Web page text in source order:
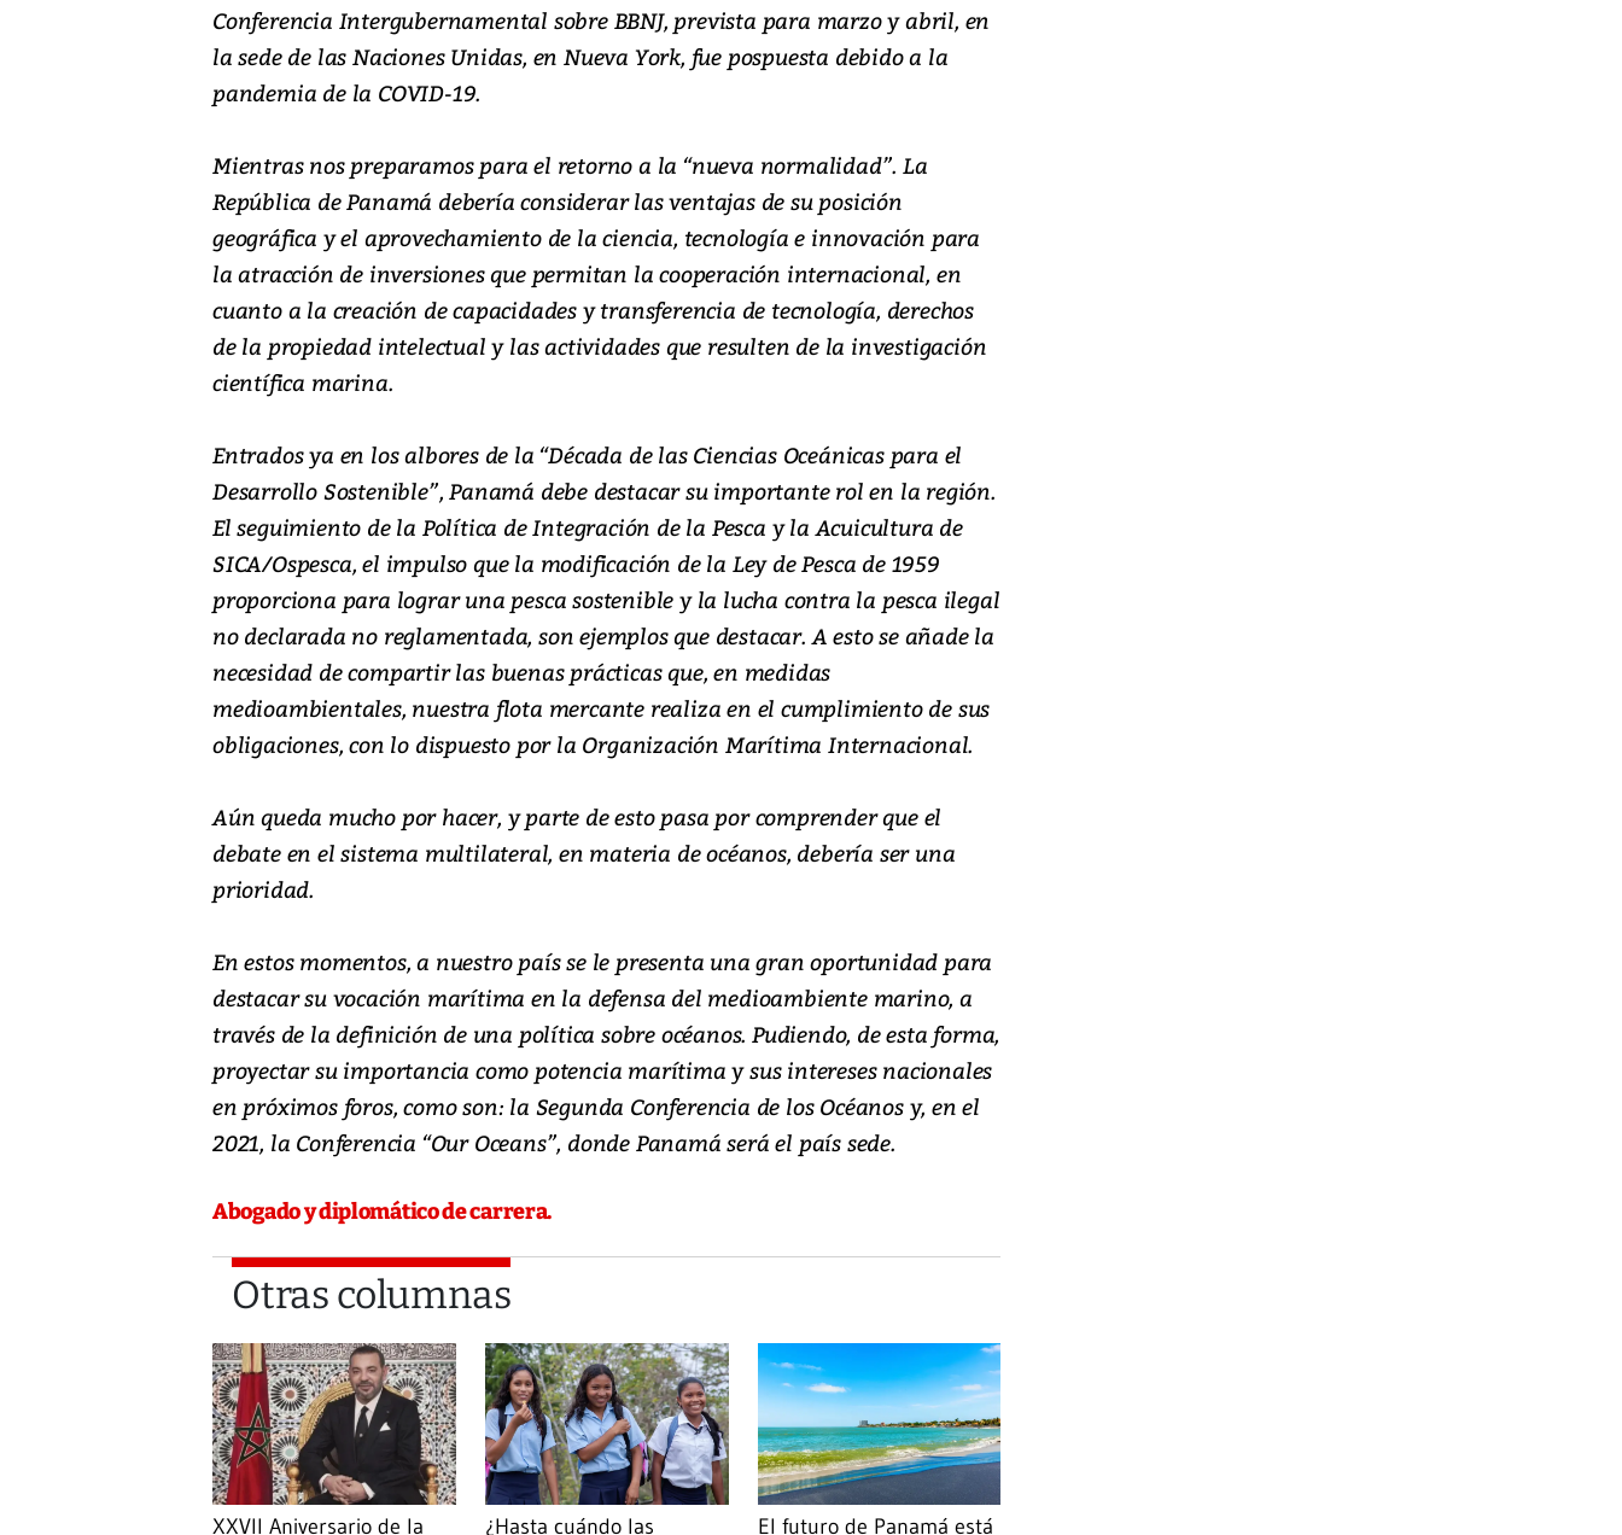
Conferencia Intergubernamental sobre BBNJ, prevista para marzo y abril, en
la sede de las Naciones Unidas, en Nueva York, fue pospuesta debido a la
pandemia de la COVID-19.
Mientras nos preparamos para el retorno a la “nueva normalidad”. La
República de Panamá debería considerar las ventajas de su posición
geográfica y el aprovechamiento de la ciencia, tecnología e innovación para
la atracción de inversiones que permitan la cooperación internacional, en
cuanto a la creación de capacidades y transferencia de tecnología, derechos
de la propiedad intelectual y las actividades que resulten de la investigación
científica marina.
Entrados ya en los albores de la “Década de las Ciencias Oceánicas para el
Desarrollo Sostenible”, Panamá debe destacar su importante rol en la región.
El seguimiento de la Política de Integración de la Pesca y la Acuicultura de
SICA/Ospesca, el impulso que la modificación de la Ley de Pesca de 1959
proporciona para lograr una pesca sostenible y la lucha contra la pesca ilegal
no declarada no reglamentada, son ejemplos que destacar. A esto se añade la
necesidad de compartir las buenas prácticas que, en medidas
medioambientales, nuestra flota mercante realiza en el cumplimiento de sus
obligaciones, con lo dispuesto por la Organización Marítima Internacional.
Aún queda mucho por hacer, y parte de esto pasa por comprender que el
debate en el sistema multilateral, en materia de océanos, debería ser una
prioridad.
En estos momentos, a nuestro país se le presenta una gran oportunidad para
destacar su vocación marítima en la defensa del medioambiente marino, a
través de la definición de una política sobre océanos. Pudiendo, de esta forma,
proyectar su importancia como potencia marítima y sus intereses nacionales
en próximos foros, como son: la Segunda Conferencia de los Océanos y, en el
2021, la Conferencia “Our Oceans”, donde Panamá será el país sede.
Abogado y diplomático de carrera.
Otras columnas
XXVII Aniversario de la ¿Hasta cuándo las El futuro de Panamá está